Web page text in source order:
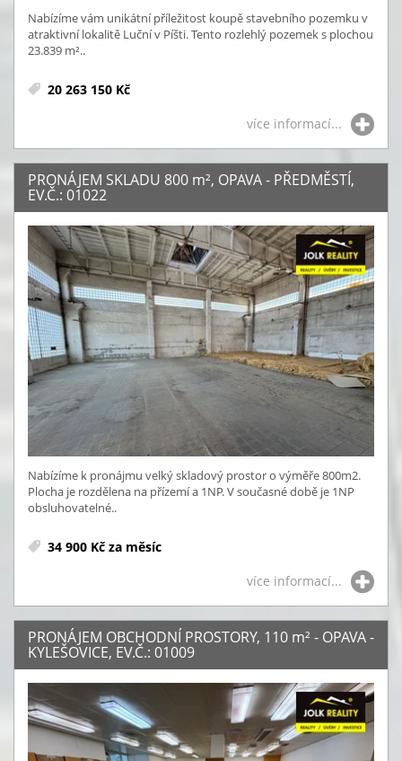
Nabízíme vám unikátní příležitost koupě stavebního pozemku v
atraktivní lokalitě Luční v Píšti. Tento rozlehlý pozemek s plochou
23.839 m²..
20 263 150 Kč
více informací...
PRONÁJEM SKLADU 800 m², OPAVA - PŘEDMĚSTÍ,
EV.Č.: 01022
Nabízíme k pronájmu velký skladový prostor o výměře 800m2.
Plocha je rozdělena na přízemí a 1NP. V současné době je 1NP
obsluhovatelné..
34 900 Kč za měsíc
více informací...
PRONÁJEM OBCHODNÍ PROSTORY, 110 m² - OPAVA -
KYLEŠOVICE, EV.Č.: 01009